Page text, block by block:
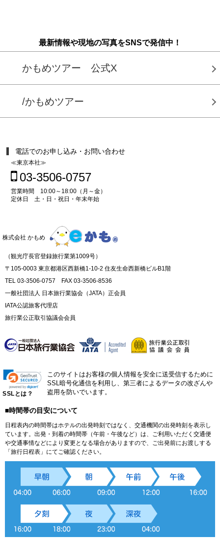
最新情報や現地の写真をSNSで発信中！
かもめツアー 公式X
/かもめツアー
電話でのお申し込み・お問い合わせ
≪東京本社≫
03-3506-0757
営業時間 10:00～18:00（月～金）
定休日 土・日・祝日・年末年始
株式会社 かもめ
（観光庁長官登録旅行業第1009号）
〒105-0003 東京都港区西新橋1-10-2 住友生命西新橋ビルB1階
TEL 03-3506-0757 FAX 03-3506-8536
一般社団法人 日本旅行業協会（JATA）正会員
IATA公認旅客代理店
旅行業公正取引協議会会員
SSLとは？
このサイトはお客様の個人情報を安全に送受信するために
SSL暗号化通信を利用し、第三者によるデータの改ざんや
盗用を防いでいます。
■時間帯の目安について
日程表内の時間帯はホテルの出発時刻ではなく、交通機関の出発時刻を表示し
ています。出発・到着の時間帯（午前・午後など）は、ご利用いただく交通便
や交通事情などにより変更となる場合がありますので、ご出発前にお渡しする
「旅行日程表」にてご確認ください。